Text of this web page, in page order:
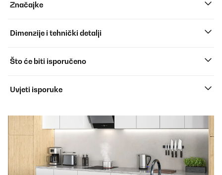
Značajke
Dimenzije i tehnički detalji
Što će biti isporučeno
Uvjeti isporuke